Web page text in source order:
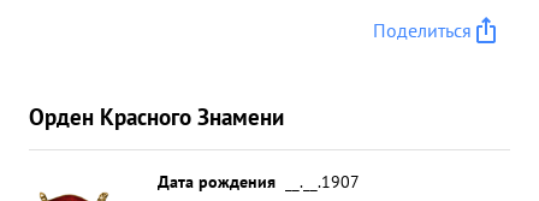
Поделиться
Орден Красного Знамени
Дата рождения
__.__.1907